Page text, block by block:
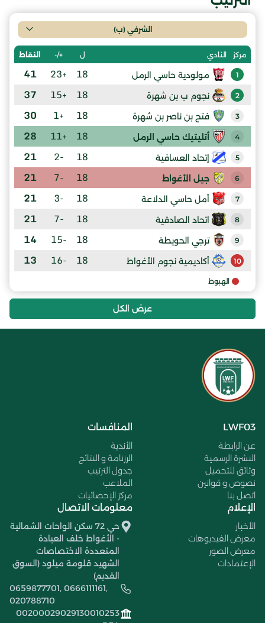
الشرفي (ب)
مركز النادي ل +/- النقاط
1 مولودية حاسي الرمل 18
+23
41
2 نجوم ب بن شهرة 18
+15
37
3 فتح بن ناصر بن شهرة 18
+1
30
4 أتليتيك حاسي الرمل 18
+11
28
5 إتحاد العسافية 18
-2
21
6 جيل الأغواط 18
-7
21
7 أمل حاسي الدلاعة 18
-3
21
8 اتحاد الصادقية 18
-7
21
9 ترجي الحويطة 18
-15
14
10 أكاديمية نجوم الأغواط 18
-16
13
الهبوط
عرض الكل
LWF03
عن الرابطة
النشرة الرسمية
وثائق للتحميل
نصوص و قوانين
اتصل بنا
المنافسات
الأندية
الرزنامة و النتائج
جدول الترتيب
الملاعب
مركز الإحصائيات
الإعلام
الأخبار
معرض الفيديوهات
معرض الصور
الإعتمادات
معلومات الاتصال
حي 72 سكن الواحات الشمالية
- الأغواط خلف العيادة
المتعددة الاختصاصات
الشهيد قلومة ميلود (السوق
القديم)
0659877701, 0666111161,
020788710
00200029029130010253